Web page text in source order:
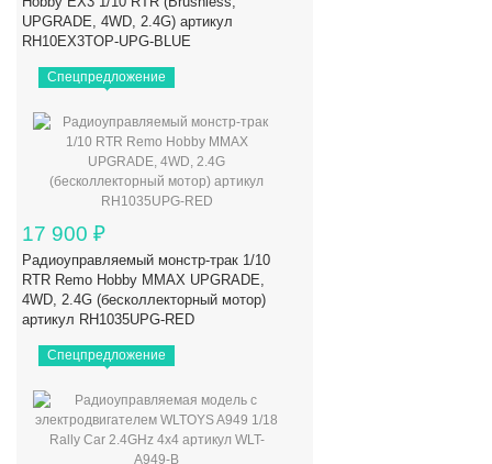
UPGRADE, 4WD, 2.4G) артикул
RH10EX3TOP-UPG-BLUE
Спецпредложение
17 900 ₽
Радиоуправляемый монстр-трак 1/10
RTR Remo Hobby MMAX UPGRADE,
4WD, 2.4G (бесколлекторный мотор)
артикул RH1035UPG-RED
Спецпредложение